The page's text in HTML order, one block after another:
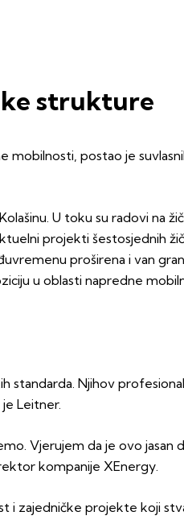
strukture
mobilnosti, postao je
U toku su radovi na
projekti šestosjednih
proširena i van
u oblasti napredne
standarda. Njihov
Leitner.
Vjerujem da je ovo jasan
kompanije XEnergy.
i zajedničke projekte koji